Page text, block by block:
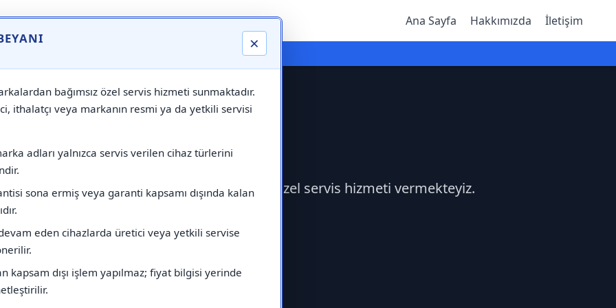
×
bağımsız özel servis hizmeti sunmaktadır.
ithalatçı veya markanın resmi ya da yetkili servisi
adları yalnızca servis verilen cihaz türlerini
sona ermiş veya garanti kapsamı dışında kalan
eden cihazlarda üretici veya yetkili servise
kapsam dışı işlem yapılmaz; fiyat bilgisi yerinde
Ana Sayfa Hakkımızda İletişim
⚠️ Markadan Bağımsız "Özel Servis" Hizmeti
çağırabilirsiniz.Markadan bağımsız özel servis hizmeti vermekteyiz.